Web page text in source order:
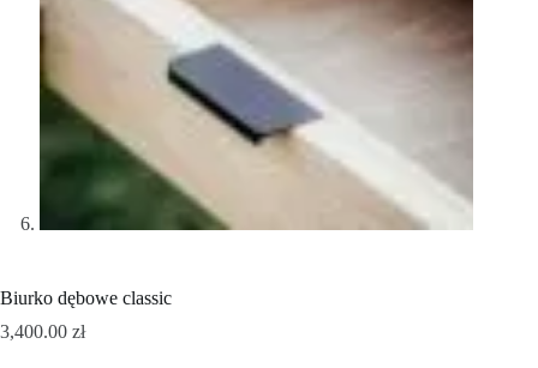
Biurko dębowe classic
3,400.00 zł